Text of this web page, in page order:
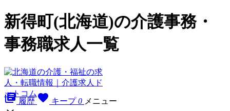
新得町(北海道)の介護事務・
事務職求人一覧
library_books 履歴 favorite キープ 0 メニュー